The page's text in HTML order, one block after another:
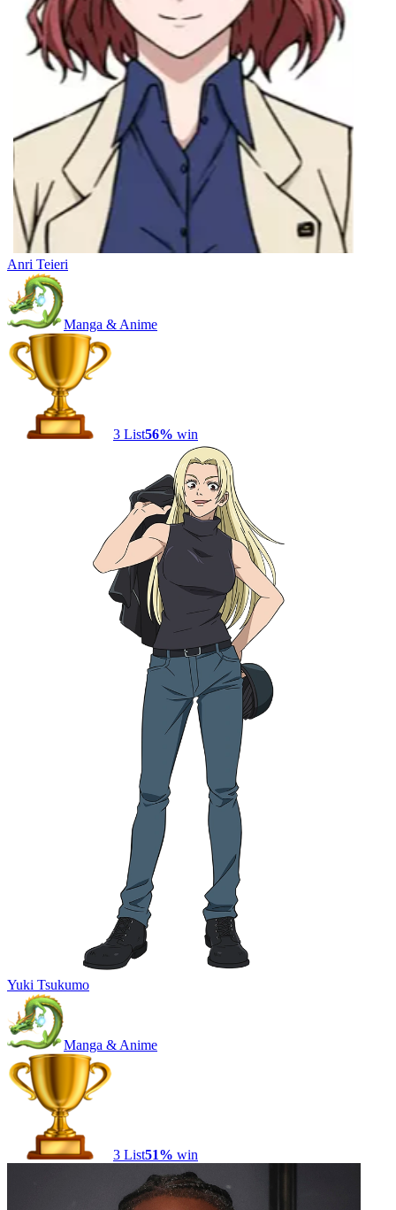
Anri Teieri
Manga & Anime
3 List56% win
Yuki Tsukumo
Manga & Anime
3 List51% win